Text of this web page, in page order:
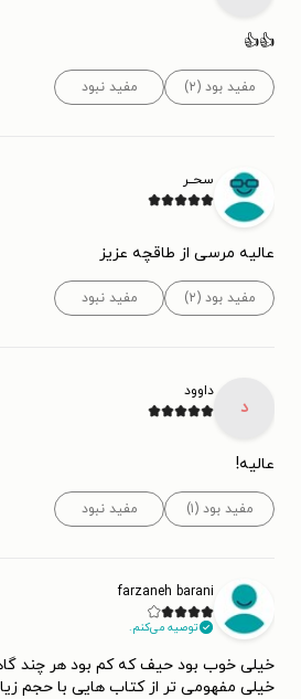
👍👍
مفید بود (۲) مفید نبود
سحــر
عالیه مرسی از طاقچه عزیز
مفید بود (۲) مفید نبود
د
داوود
عالیه!
مفید بود (۱) مفید نبود
farzaneh barani
توصیه می‌کنم.
خیلی خوب بود حیف که کم بود هر چند
خیلی مفهومی تر از کتاب هایی با حجم